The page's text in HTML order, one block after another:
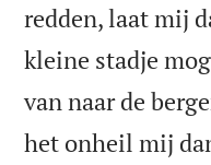
redden, laat mij
kleine stadje
van naar de
het onheil mij